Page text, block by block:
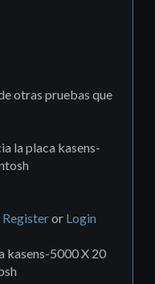
otras pruebas que
la placa kasens-
Registeror Login
kasens-5000 X 20